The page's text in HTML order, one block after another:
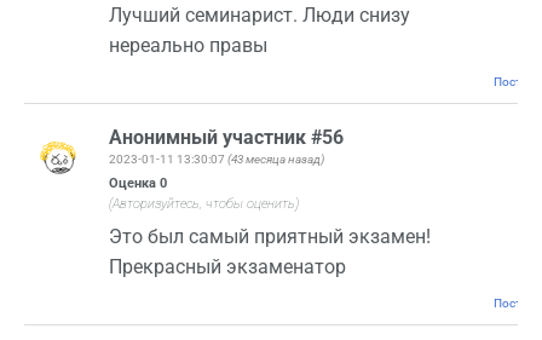
Лучший семинарист. Люди снизу
нереально правы
Анонимный участник #56
2023-01-11 13:30:07 (43 месяца назад)
Оценка 0
(Авторизуйтесь, чтобы оценить)
Это был самый приятный экзамен!
Прекрасный экзаменатор